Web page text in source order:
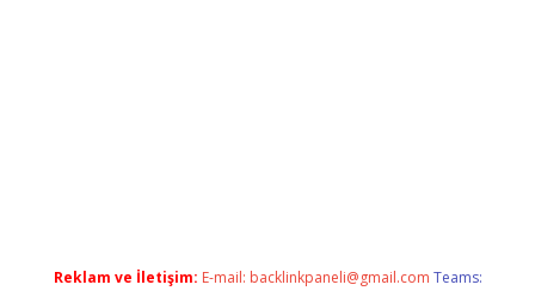
Reklam ve İletişim: E-mail: backlinkpaneli@gmail.com Teams: